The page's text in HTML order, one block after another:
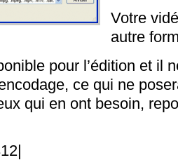
Votre
autre
pour l’édition et il
ce qui ne
qui en ont besoin,